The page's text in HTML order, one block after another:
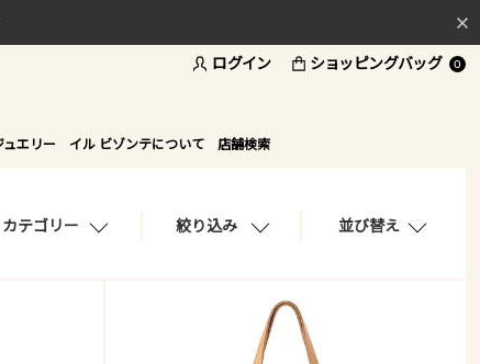
ログイン ショッピングバッグ 0
ュエリー イル ビゾンテについて 店舗検索
カテゴリー 絞り込み 並び替え